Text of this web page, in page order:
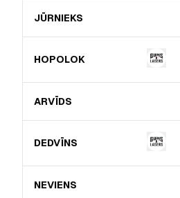
JŪRNIEKS
HOPOLOK
ARVĪDS
DEDVĪNS
NEVIENS